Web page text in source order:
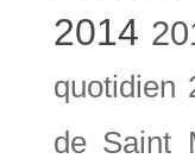
2014
quotidien
de Saint